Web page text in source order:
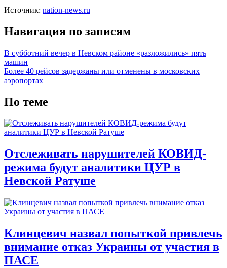
Источник: nation-news.ru
Навигация по записям
В субботний вечер в Невском районе «разложились» пять
машин
Более 40 рейсов задержаны или отменены в московских
аэропортах
По теме
Отслеживать нарушителей КОВИД-
режима будут аналитики ЦУР в
Невской Ратуше
Клинцевич назвал попыткой привлечь
внимание отказ Украины от участия в
ПАСЕ